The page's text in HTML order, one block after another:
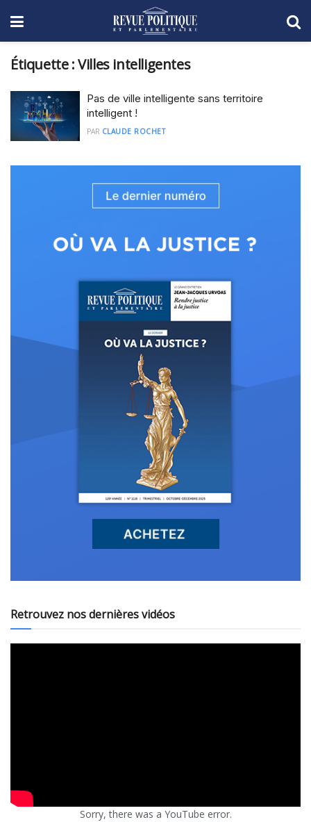
Étiquette :Villes intelligentes
Pas de ville intelligente sans territoire
intelligent !
PAR CLAUDE ROCHET
Retrouvez nos dernières vidéos
Sorry, there was a YouTube error.